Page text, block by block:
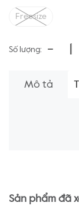
Freesize
Số lượng: -
Mô tả
Sản phẩm đã